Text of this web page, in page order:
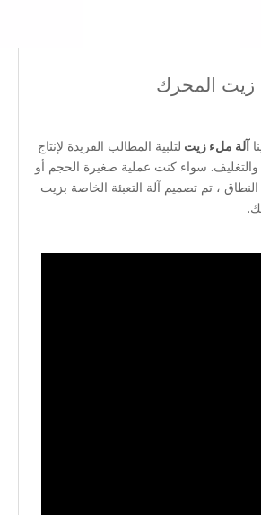
زيت المحرك
آلة ملء زيت لتلبية المطالب الفريدة لإنتاج
والتغليف. سواء كنت عملية صغيرة الحجم أو
، تم تصميم آلة التعبئة الخاصة بزيت